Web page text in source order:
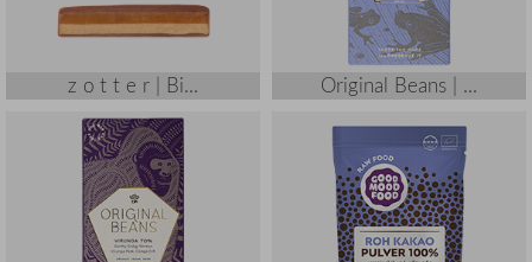
z o t t e r | Bi... Original Beans | ...